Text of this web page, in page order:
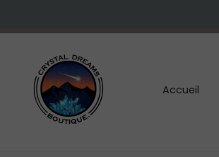
navigation
content
Accueil